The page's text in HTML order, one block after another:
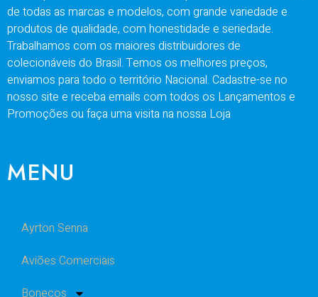
de todas as marcas e modelos, com grande variedade e
produtos de qualidade, com honestidade e seriedade.
Trabalhamos com os maiores distribuidores de
colecionáveis do Brasil. Temos os melhores preços,
enviamos para todo o território Nacional. Cadastre-se no
nosso site e receba emails com todos os Lançamentos e
Promoções ou faça uma visita na nossa Loja
MENU
Ayrton Senna
Aviões Comerciais
Bonecos